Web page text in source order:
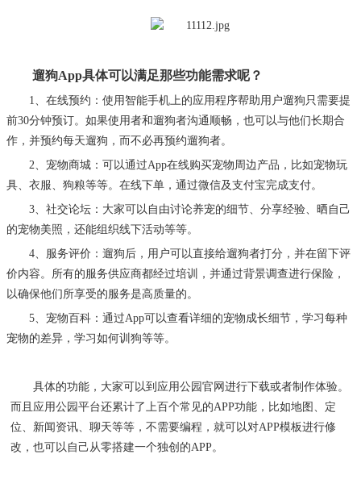
遛狗App具体可以满足那些功能需求呢？
1、在线预约：使用智能手机上的应用程序帮助用户遛狗只需要提
前30分钟预订。如果使用者和遛狗者沟通顺畅，也可以与他们长期合
作，并预约每天遛狗，而不必再预约遛狗者。
2、宠物商城：可以通过App在线购买宠物周边产品，比如宠物玩
具、衣服、狗粮等等。在线下单，通过微信及支付宝完成支付。
3、社交论坛：大家可以自由讨论养宠的细节、分享经验、晒自己
的宠物美照，还能组织线下活动等等。
4、服务评价：遛狗后，用户可以直接给遛狗者打分，并在留下评
价内容。所有的服务供应商都经过培训，并通过背景调查进行保险，
以确保他们所享受的服务是高质量的。
5、宠物百科：通过App可以查看详细的宠物成长细节，学习每种
宠物的差异，学习如何训狗等等。
具体的功能，大家可以到应用公园官网进行下载或者制作体验。
而且应用公园平台还累计了上百个常见的APP功能，比如地图、定
位、新闻资讯、聊天等等，不需要编程，就可以对APP模板进行修
改，也可以自己从零搭建一个独创的APP。